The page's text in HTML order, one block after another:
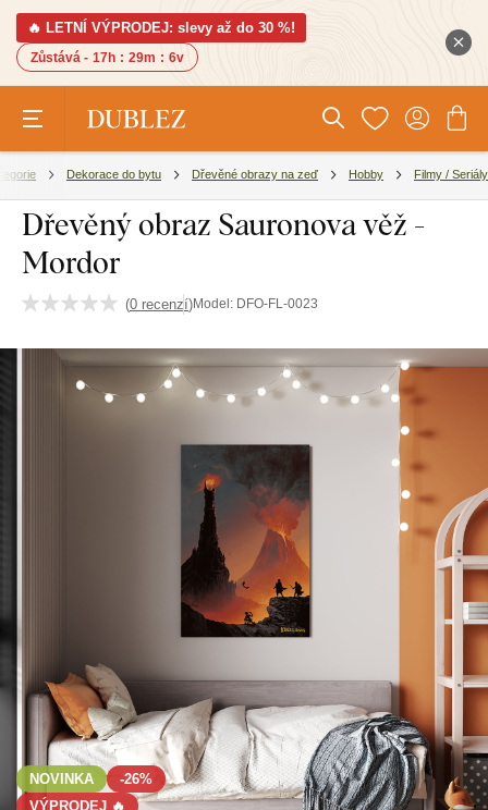
🔥 LETNÍ VÝPRODEJ: slevy až do 30 %!
Zůstává - 17h : 29m : 5v
Dekorace do bytu Dřevěné obrazy na zeď Hobby Filmy / Seriály
Dřevěný obraz Sauronova věž -
Mordor
(0 recenzí)Model: DFO-FL-0023
NOVINKA
-26%
VÝPRODEJ 🔥